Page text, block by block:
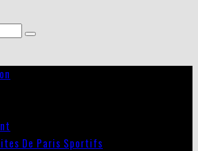
De Paris Sportifs